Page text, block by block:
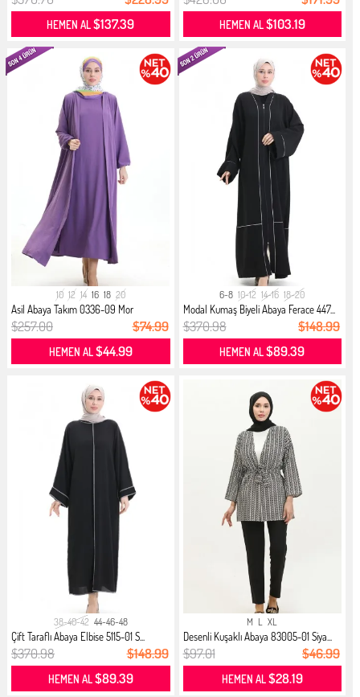
HEMEN AL$137.39 HEMEN AL$103.19
10 12 14 16 18 20
Asil Abaya Takım 0336-09 Mor
$257.00 $74.99
HEMEN AL$44.99
6-8 10-12 14-16 18-20
Modal Kumaş Biyeli Abaya Ferace 447...
$370.98 $148.99
HEMEN AL$89.39
38-40-42 44-46-48
Çift Taraflı Abaya Elbise 5115-01 S...
$370.98 $148.99
HEMEN AL$89.39
M L XL
Desenli Kuşaklı Abaya 83005-01 Siya...
$97.01 $46.99
HEMEN AL$28.19